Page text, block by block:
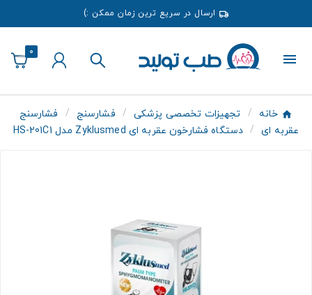
ارسال در سریع ترین زمان ممکن :)
0
خانه تجهیزات تخصصی پزشکی فشارسنج
فشارسنج
عقربه ای
دستگاه فشارخون عقربه ای Zyklusmed مدل HS-201C1